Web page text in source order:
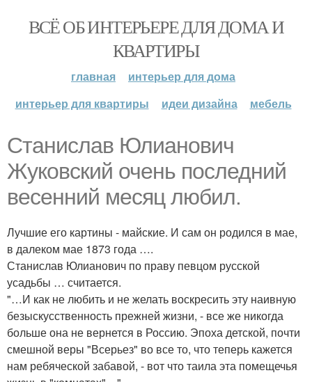
ВСЁ ОБ ИНТЕРЬЕРЕ ДЛЯ ДОМА И
КВАРТИРЫ
главная
интерьер для дома
интерьер для квартиры
идеи дизайна мебель
Станислав Юлианович
Жуковский очень последний
весенний месяц любил.
Лучшие его картины - майские. И сам он родился в мае,
в далеком мае 1873 года ….
Станислав Юлианович по праву певцом русской
усадьбы … считается.
"…И как не любить и не желать воскресить эту наивную
безыскусственность прежней жизни, - все же никогда
больше она не вернется в Россию. Эпоха детской, почти
смешной веры "Всерьез" во все то, что теперь кажется
нам ребяческой забавой, - вот что таила эта помещечья